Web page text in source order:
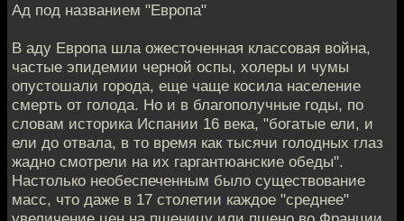
Ад под названием "Европа"
В аду Европа шла ожесточенная классовая война,
частые эпидемии черной оспы, холеры и чумы
опустошали города, еще чаще косила население
смерть от голода. Но и в благополучные годы, по
словам историка Испании 16 века, "богатые ели, и
ели до отвала, в то время как тысячи голодных глаз
жадно смотрели на их гаргантюанские обеды".
Настолько необеспеченным было существование
масс, что даже в 17 столетии каждое "среднее"